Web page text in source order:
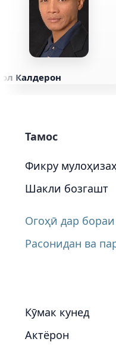
Калдерон
Тамос
Фикру
Шакли бозгашт
Огоҳӣ дар
Расонидан ва
Кӯмак кунед
Актёрон